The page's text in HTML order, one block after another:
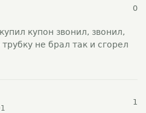
0
купон звонил, звонил,
не брал так и сгорел
1